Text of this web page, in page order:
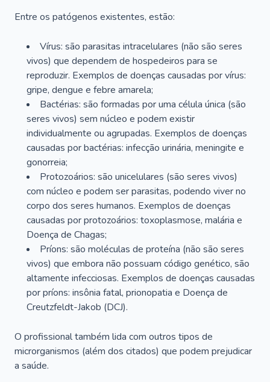
Entre os patógenos existentes, estão:
Vírus: são parasitas intracelulares (não são seres
vivos) que dependem de hospedeiros para se
reproduzir. Exemplos de doenças causadas por vírus:
gripe, dengue e febre amarela;
Bactérias: são formadas por uma célula única (são
seres vivos) sem núcleo e podem existir
individualmente ou agrupadas. Exemplos de doenças
causadas por bactérias: infecção urinária, meningite e
gonorreia;
Protozoários: são unicelulares (são seres vivos)
com núcleo e podem ser parasitas, podendo viver no
corpo dos seres humanos. Exemplos de doenças
causadas por protozoários: toxoplasmose, malária e
Doença de Chagas;
Príons: são moléculas de proteína (não são seres
vivos) que embora não possuam código genético, são
altamente infecciosas. Exemplos de doenças causadas
por príons: insônia fatal, prionopatia e Doença de
Creutzfeldt-Jakob (DCJ).
O profissional também lida com outros tipos de
microrganismos (além dos citados) que podem prejudicar
a saúde.